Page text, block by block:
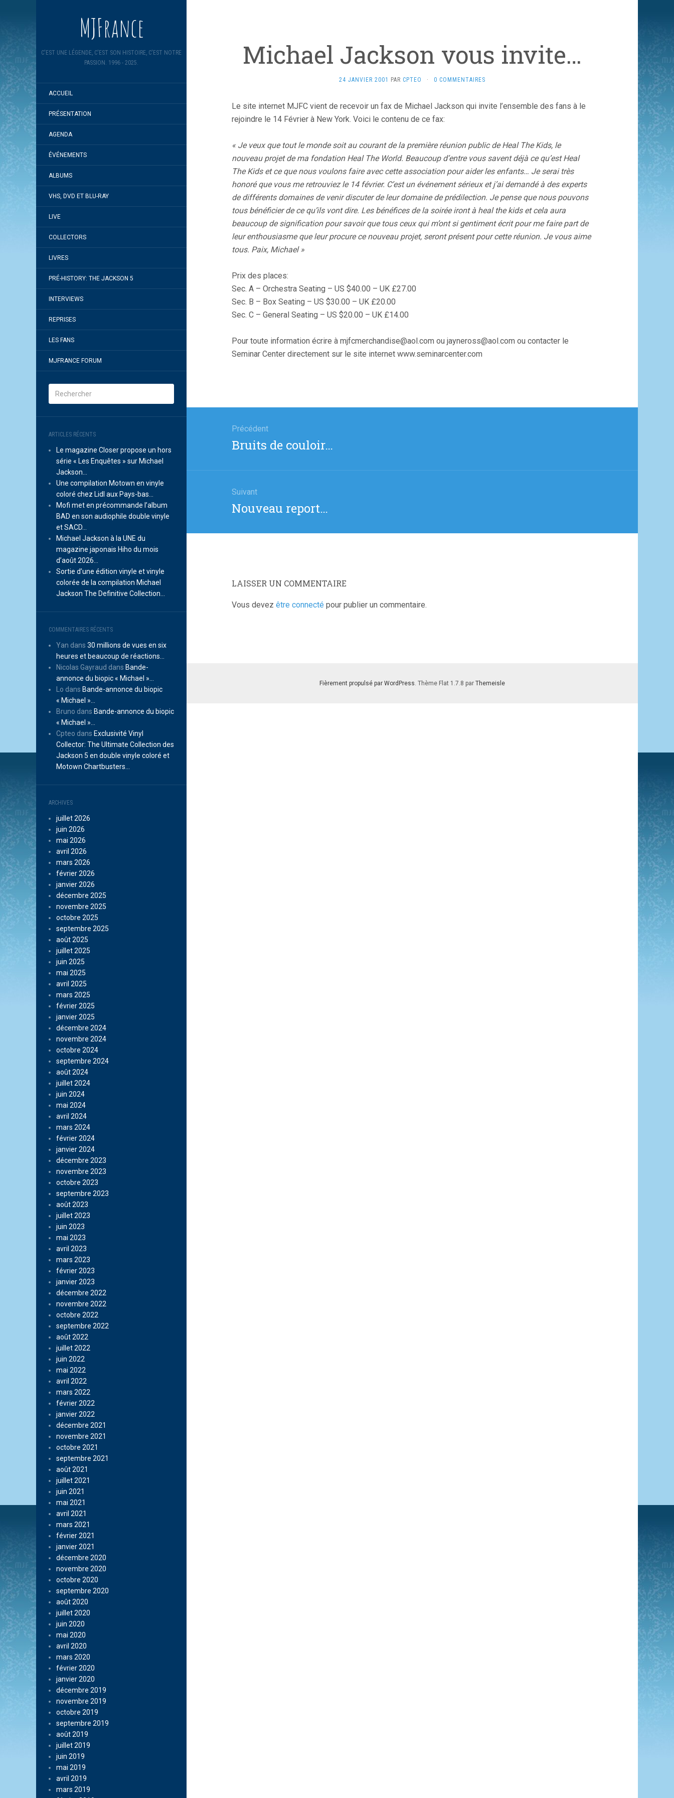
MJFrance
C'EST UNE LÉGENDE, C'EST SON HISTOIRE, C'EST NOTRE
PASSION. 1996 - 2025.
ACCUEIL
PRÉSENTATION
AGENDA
ÉVÉNEMENTS
ALBUMS
VHS, DVD ET BLU-RAY
LIVE
COLLECTORS
LIVRES
PRÉ-HISTORY: THE JACKSON 5
INTERVIEWS
REPRISES
LES FANS
MJFRANCE FORUM
ARTICLES RÉCENTS
Le magazine Closer propose un hors
série « Les Enquêtes » sur Michael
Jackson…
Une compilation Motown en vinyle
coloré chez Lidl aux Pays-bas…
Mofi met en précommande l’album
BAD en son audiophile double vinyle
et SACD…
Michael Jackson à la UNE du
magazine japonais Hiho du mois
d’août 2026…
Sortie d’une édition vinyle et vinyle
colorée de la compilation Michael
Jackson The Definitive Collection…
COMMENTAIRES RÉCENTS
Yan dans 30 millions de vues en six
heures et beaucoup de réactions…
Nicolas Gayraud dans Bande-
annonce du biopic « Michael »…
Lo dans Bande-annonce du biopic
« Michael »…
Bruno dans Bande-annonce du biopic
« Michael »…
Cpteo dans Exclusivité Vinyl
Collector: The Ultimate Collection des
Jackson 5 en double vinyle coloré et
Motown Chartbusters…
ARCHIVES
juillet 2026
juin 2026
mai 2026
avril 2026
mars 2026
février 2026
janvier 2026
décembre 2025
novembre 2025
octobre 2025
septembre 2025
août 2025
juillet 2025
juin 2025
mai 2025
avril 2025
mars 2025
février 2025
janvier 2025
décembre 2024
novembre 2024
octobre 2024
septembre 2024
août 2024
juillet 2024
juin 2024
mai 2024
avril 2024
mars 2024
février 2024
janvier 2024
décembre 2023
novembre 2023
octobre 2023
septembre 2023
août 2023
juillet 2023
juin 2023
mai 2023
avril 2023
mars 2023
février 2023
janvier 2023
décembre 2022
novembre 2022
octobre 2022
septembre 2022
août 2022
juillet 2022
juin 2022
mai 2022
avril 2022
mars 2022
février 2022
janvier 2022
décembre 2021
novembre 2021
octobre 2021
septembre 2021
août 2021
juillet 2021
juin 2021
mai 2021
avril 2021
mars 2021
février 2021
janvier 2021
décembre 2020
novembre 2020
octobre 2020
septembre 2020
août 2020
juillet 2020
juin 2020
mai 2020
avril 2020
mars 2020
février 2020
janvier 2020
décembre 2019
novembre 2019
octobre 2019
septembre 2019
août 2019
juillet 2019
juin 2019
mai 2019
avril 2019
mars 2019
Michael Jackson vous invite…
24 JANVIER 2001 PAR CPTEO · 0 COMMENTAIRES
Le site internet MJFC vient de recevoir un fax de Michael Jackson qui invite l’ensemble des fans à le
rejoindre le 14 Février à New York. Voici le contenu de ce fax:
« Je veux que tout le monde soit au courant de la première réunion public de Heal The Kids, le
nouveau projet de ma fondation Heal The World. Beaucoup d’entre vous savent déjà ce qu’est Heal
The Kids et ce que nous voulons faire avec cette association pour aider les enfants… Je serai très
honoré que vous me retrouviez le 14 février. C’est un événement sérieux et j’ai demandé à des experts
de différents domaines de venir discuter de leur domaine de prédilection. Je pense que nous pouvons
tous bénéficier de ce qu’ils vont dire. Les bénéfices de la soirée iront à heal the kids et cela aura
beaucoup de signification pour savoir que tous ceux qui m’ont si gentiment écrit pour me faire part de
leur enthousiasme que leur procure ce nouveau projet, seront présent pour cette réunion. Je vous aime
tous. Paix, Michael »
Prix des places:
Sec. A – Orchestra Seating – US $40.00 – UK £27.00
Sec. B – Box Seating – US $30.00 – UK £20.00
Sec. C – General Seating – US $20.00 – UK £14.00
Pour toute information écrire à mjfcmerchandise@aol.com ou jayneross@aol.com ou contacter le
Seminar Center directement sur le site internet www.seminarcenter.com
Navigation
l’article
Précédent
Article
Bruits de couloir…
Suivant
Article
Nouveau report…
LAISSER UN COMMENTAIRE
Vous devez être connecté pour publier un commentaire.
Fièrement propulsé par WordPress. Thème Flat 1.7.8 par Themeisle